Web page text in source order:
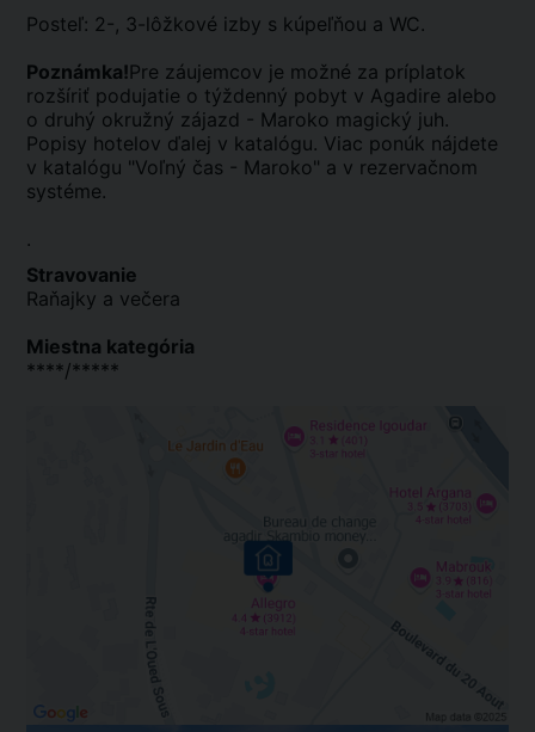
Posteľ: 2-, 3-lôžkové izby s kúpeľňou a WC.
Poznámka!Pre záujemcov je možné za príplatok
rozšíriť podujatie o týždenný pobyt v Agadire alebo
o druhý okružný zájazd - Maroko magický juh.
Popisy hotelov ďalej v katalógu. Viac ponúk nájdete
v katalógu "Voľný čas - Maroko" a v rezervačnom
systéme.
.
Stravovanie
Raňajky a večera
Miestna kategória
****/*****